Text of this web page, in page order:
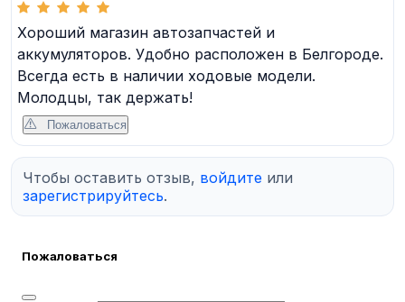
Хороший магазин автозапчастей и
аккумуляторов. Удобно расположен в Белгороде.
Всегда есть в наличии ходовые модели.
Молодцы, так держать!
Пожаловаться
Чтобы оставить отзыв, войдите или
зарегистрируйтесь.
Пожаловаться